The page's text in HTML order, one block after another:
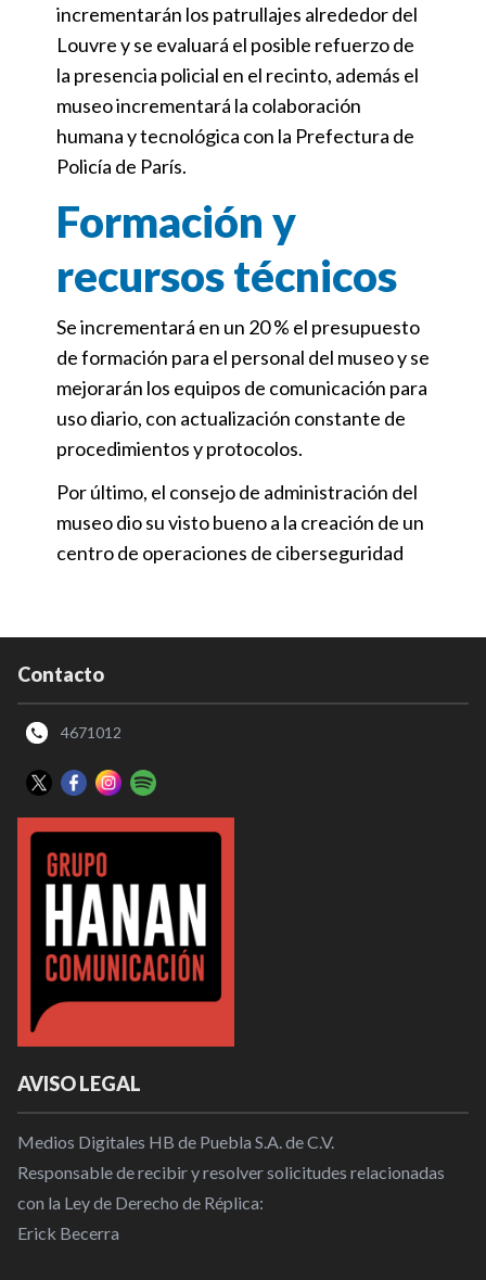
incrementarán los patrullajes alrededor del
Louvre y se evaluará el posible refuerzo de
la presencia policial en el recinto, además el
museo incrementará la colaboración
humana y tecnológica con la Prefectura de
Policía de París.
Formación y
recursos técnicos
Se incrementará en un 20 % el presupuesto
de formación para el personal del museo y se
mejorarán los equipos de comunicación para
uso diario, con actualización constante de
procedimientos y protocolos.
Por último, el consejo de administración del
museo dio su visto bueno a la creación de un
centro de operaciones de ciberseguridad
Contacto
4671012
AVISO LEGAL
Medios Digitales HB de Puebla S.A. de C.V.
Responsable de recibir y resolver solicitudes relacionadas
con la Ley de Derecho de Réplica:
Erick Becerra